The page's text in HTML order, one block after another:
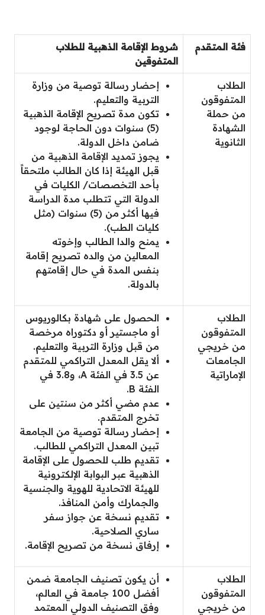
فئة المتقدم
شروط الإقامة الذهبية للطلاب
المتفوقين
الطلاب
المتفوقون
من حملة
الشهادة
الثانوية
إحضار رسالة توصية من وزارة
التربية والتعليم.
تكون مدة تصريح الإقامة الذهبية
(5) سنوات دون الحاجة لوجود
ضامن داخل الدولة.
يجوز تمديد الإقامة الذهبية من
قبل الهيئة إذا كان الطالب ملتحقاً
بأحد التخصصات/ الكليات في
الدولة التي تتطلب مدة الدراسة
فيها أكثر من (5) سنوات (مثل
كليات الطب).
يمنح والدا الطالب وإخوته
المعالين من والده تصريح إقامة
بنفس المدة في حال إقامتهم
بالدولة.
الطلاب
المتفوقون
من خريجي
الجامعات
الإماراتية
الحصول على شهادة بكالوريوس
أو ماجستير أو دكتوراه مرخصة
من قبل وزارة التربية والتعليم.
ألا يقل المعدل التراكمي للمتقدم
عن 3.5 في الفئة A، و3.8 في
الفئة B.
عدم مضي أكثر من سنتين على
تخرج المتقدم.
إحضار رسالة توصية من الجامعة
تبين المعدل التراكمي للطالب.
تقديم طلب للحصول على الإقامة
الذهبية عبر البوابة الإلكترونية
للهيئة الاتحادية للهوية والجنسية
والجمارك وأمن المنافذ.
تقديم نسخة عن جواز سفر
ساري الصلاحية.
إرفاق نسخة من تصريح الإقامة.
الطلاب
المتفوقون
من خريجي
أن يكون تصنيف الجامعة ضمن
أفضل 100 جامعة في العالم،
وفق التصنيف الدولي المعتمد